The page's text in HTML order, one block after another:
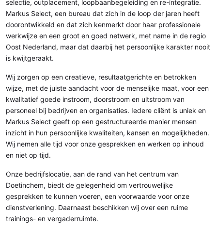
selectie, outplacement, loopbaanbegeleiding en re-integratie.
Markus Select, een bureau dat zich in de loop der jaren heeft
doorontwikkeld en dat zich kenmerkt door haar professionele
werkwijze en een groot en goed netwerk, met name in de regio
Oost Nederland, maar dat daarbij het persoonlijke karakter nooit
is kwijtgeraakt.
Wij zorgen op een creatieve, resultaatgerichte en betrokken
wijze, met de juiste aandacht voor de menselijke maat, voor een
kwalitatief goede instroom, doorstroom en uitstroom van
personeel bij bedrijven en organisaties. Iedere cliënt is uniek en
Markus Select geeft op een gestructureerde manier mensen
inzicht in hun persoonlijke kwaliteiten, kansen en mogelijkheden.
Wij nemen alle tijd voor onze gesprekken en werken op inhoud
en niet op tijd.
Onze bedrijfslocatie, aan de rand van het centrum van
Doetinchem, biedt de gelegenheid om vertrouwelijke
gesprekken te kunnen voeren, een voorwaarde voor onze
dienstverlening. Daarnaast beschikken wij over een ruime
trainings- en vergaderruimte.